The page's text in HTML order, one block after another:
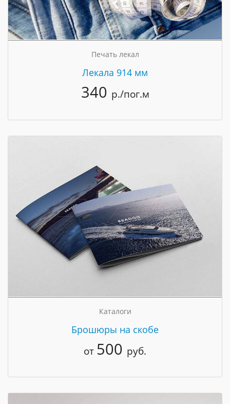
Печать лекал
Лекала 914 мм
340 р./пог.м
Каталоги
Брошюры на скобе
от 500 руб.